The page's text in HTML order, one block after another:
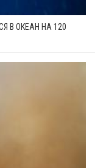
В ОКЕАН НА 120